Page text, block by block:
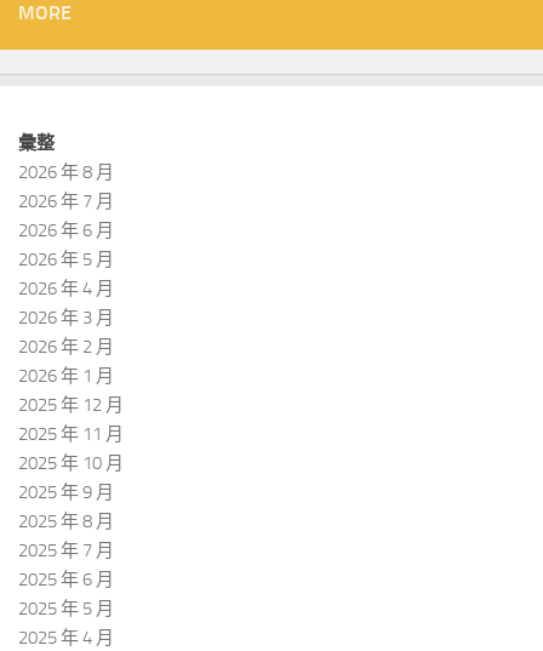
MORE
彙整
2026 年 8 月
2026 年 7 月
2026 年 6 月
2026 年 5 月
2026 年 4 月
2026 年 3 月
2026 年 2 月
2026 年 1 月
2025 年 12 月
2025 年 11 月
2025 年 10 月
2025 年 9 月
2025 年 8 月
2025 年 7 月
2025 年 6 月
2025 年 5 月
2025 年 4 月